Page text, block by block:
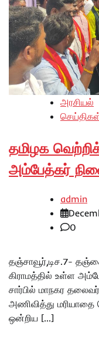
அரசியல்
தமிழக
அம்பேத்கர்
admin
0
தஞ்சாவூர்,டிச.7-
கிராமத்தில் உள்ள
சார்பில் மாநகர
அணிவித்து மரியாதை
ஒன்றிய […]